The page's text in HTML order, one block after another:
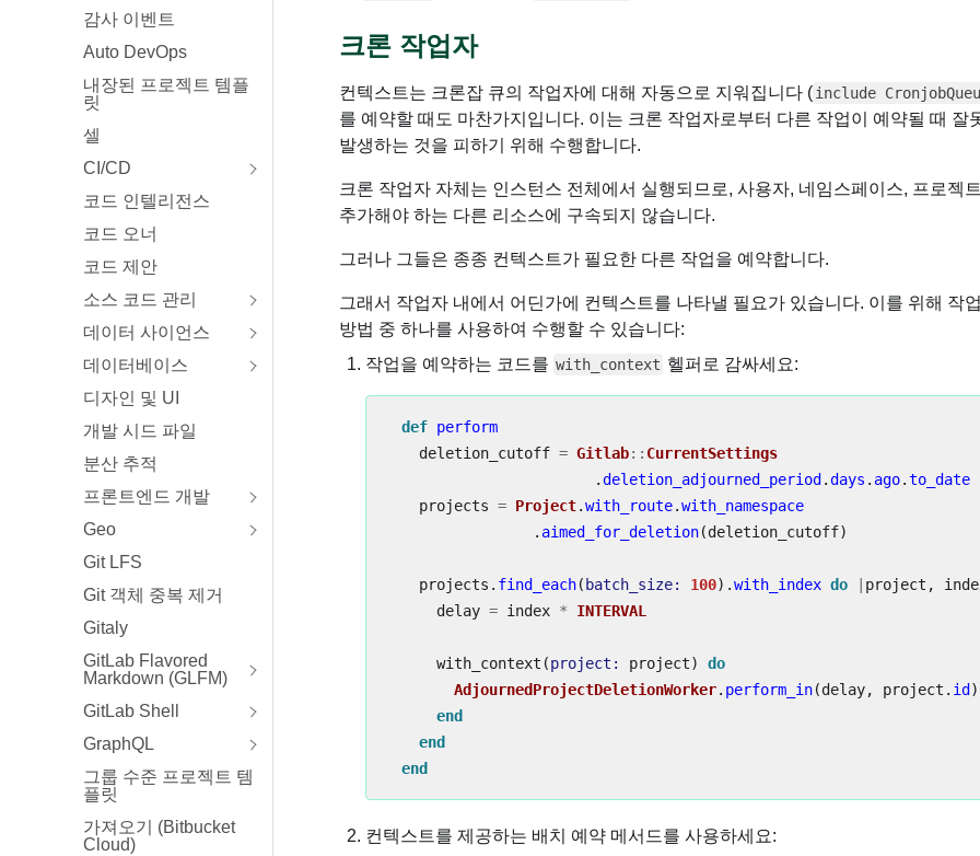
감사 이벤트
Auto DevOps
내장된 프로젝트 템플
릿
셀
CI/CD
코드 인텔리전스
코드 오너
코드 제안
소스 코드 관리
데이터 사이언스
데이터베이스
디자인 및 UI
개발 시드 파일
분산 추적
프론트엔드 개발
Geo
Git LFS
Git 객체 중복 제거
Gitaly
GitLab Flavored
Markdown (GLFM)
GitLab Shell
GraphQL
그룹 수준 프로젝트 템
플릿
가져오기 (Bitbucket
Cloud)
크론 작업자
컨텍스트는 크론잡 큐의 작업자에 대해 자동으로 지워집니다 (include
를 예약할 때도 마찬가지입니다. 이는 크론 작업자로부터 다른 작업이 예약될 때 잘
발생하는 것을 피하기 위해 수행합니다.
크론 작업자 자체는 인스턴스 전체에서 실행되므로, 사용자, 네임스페이스, 프로젝
추가해야 하는 다른 리소스에 구속되지 않습니다.
그러나 그들은 종종 컨텍스트가 필요한 다른 작업을 예약합니다.
그래서 작업자 내에서 어딘가에 컨텍스트를 나타낼 필요가 있습니다. 이를 위해 작
방법 중 하나를 사용하여 수행할 수 있습니다:
작업을 예약하는 코드를 with_context 헬퍼로 감싸세요:
def perform
deletion_cutoff = Gitlab:: CurrentSettings
.deletion_adjourned_period .days . ago.to_date
projects = Project.with_route.with_namespace
. aimed_for_deletion(deletion_cutoff)
projects . find_each( batch_size: 100).with_index do project ,
delay = index * INTERVAL
with_context (project: project)
do
AdjournedProjectDeletionWorker. perform_in(delay, project . id )
end
end
end
컨텍스트를 제공하는 배치 예약 메서드를 사용하세요: